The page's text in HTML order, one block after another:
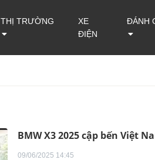
THỊ TRƯỜNG
XE
ĐIỆN
ĐÁNH
BMW X3 2025 cập bến Việt
09/06/2025 14:45